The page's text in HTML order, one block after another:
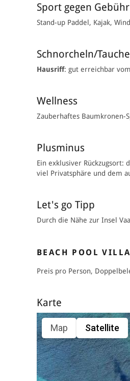
Sport gegen Gebühr
Stand-up Paddel, Kajak,
Schnorcheln/
Hausriff: gut erreichbar
Wellness
Zauberhaftes Baumkronen-
Plusminus
Ein exklusiver
viel Privatsphäre und dem
Let's go Tipp
Durch die Nähe zur Insel
BEACH POOL
Preis pro Person,
Karte
Map Satellite